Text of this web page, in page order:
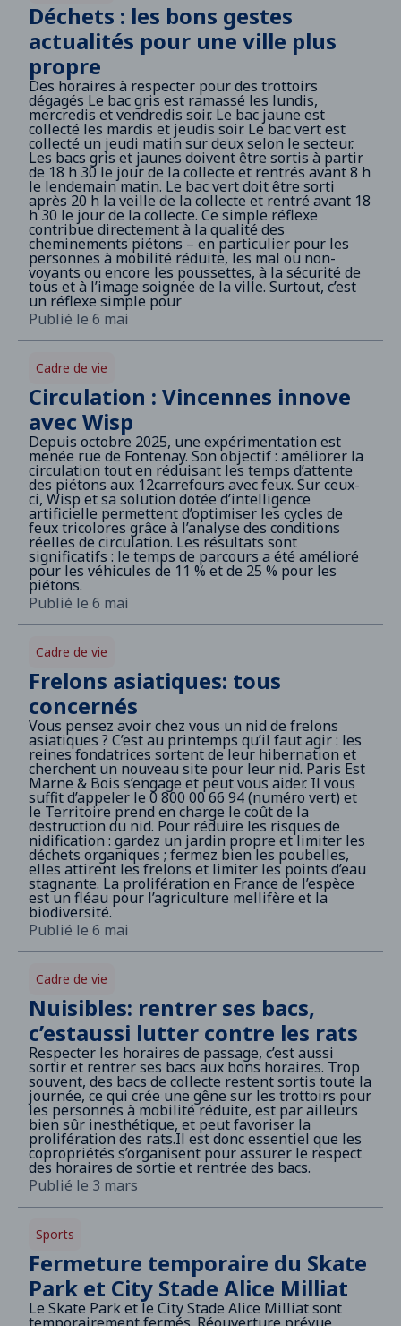
Déchets : les bons gestes
actualités pour une ville plus
propre
Des horaires à respecter pour des trottoirs
dégagés Le bac gris est ramassé les lundis,
mercredis et vendredis soir. Le bac jaune est
collecté les mardis et jeudis soir. Le bac vert est
collecté un jeudi matin sur deux selon le secteur.
Les bacs gris et jaunes doivent être sortis à partir
de 18 h 30 le jour de la collecte et rentrés avant 8 h
le lendemain matin. Le bac vert doit être sorti
après 20 h la veille de la collecte et rentré avant 18
h 30 le jour de la collecte. Ce simple réflexe
contribue directement à la qualité des
cheminements piétons – en particulier pour les
personnes à mobilité réduite, les mal ou non-
voyants ou encore les poussettes, à la sécurité de
tous et à l’image soignée de la ville. Surtout, c’est
un réflexe simple pour
Publié le 6 mai
Cadre de vie
Circulation : Vincennes innove
avec Wisp
Depuis octobre 2025, une expérimentation est
menée rue de Fontenay. Son objectif : améliorer la
circulation tout en réduisant les temps d’attente
des piétons aux 12carrefours avec feux. Sur ceux-
ci, Wisp et sa solution dotée d’intelligence
artificielle permettent d’optimiser les cycles de
feux tricolores grâce à l’analyse des conditions
réelles de circulation. Les résultats sont
significatifs : le temps de parcours a été amélioré
pour les véhicules de 11 % et de 25 % pour les
piétons.
Publié le 6 mai
Cadre de vie
Frelons asiatiques: tous
concernés
Vous pensez avoir chez vous un nid de frelons
asiatiques ? C’est au printemps qu’il faut agir : les
reines fondatrices sortent de leur hibernation et
cherchent un nouveau site pour leur nid. Paris Est
Marne & Bois s’engage et peut vous aider. Il vous
suffit d’appeler le 0 800 00 66 94 (numéro vert) et
le Territoire prend en charge le coût de la
destruction du nid. Pour réduire les risques de
nidification : gardez un jardin propre et limiter les
déchets organiques ; fermez bien les poubelles,
elles attirent les frelons et limiter les points d’eau
stagnante. La prolifération en France de l’espèce
est un fléau pour l’agriculture mellifère et la
biodiversité.
Publié le 6 mai
Cadre de vie
Nuisibles: rentrer ses bacs,
c’estaussi lutter contre les rats
Respecter les horaires de passage, c’est aussi
sortir et rentrer ses bacs aux bons horaires. Trop
souvent, des bacs de collecte restent sortis toute la
journée, ce qui crée une gêne sur les trottoirs pour
les personnes à mobilité réduite, est par ailleurs
bien sûr inesthétique, et peut favoriser la
prolifération des rats.Il est donc essentiel que les
copropriétés s’organisent pour assurer le respect
des horaires de sortie et rentrée des bacs.
Publié le 3 mars
Sports
Fermeture temporaire du Skate
Park et City Stade Alice Milliat
Le Skate Park et le City Stade Alice Milliat sont